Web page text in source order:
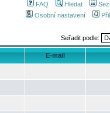
FAQ Hledat
Osobní nastavení
Seřadit podle:
E-mail